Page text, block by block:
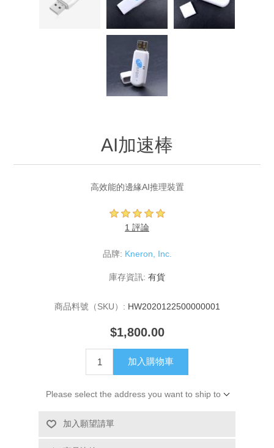
AI加速棒
高效能的邊緣AI推理裝置
1 評論
品牌: Kneron, Inc.
庫存資訊: 有貨
商品料號（SKU）: HW2020122500000001
$1,800.00
加入購物車
Please select the address you want to ship to
加入願望請單